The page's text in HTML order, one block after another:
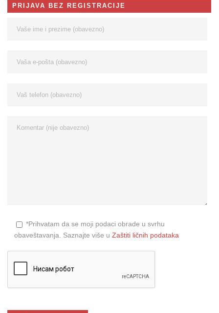
PRIJAVA BEZ REGISTRACIJE
*Prihvatam da se moji podaci obrade u svrhu
obaveštavanja. Saznajte više u Zaštiti ličnih podataka